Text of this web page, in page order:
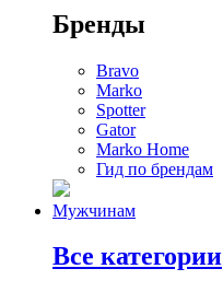
Бренды
Bravo
Marko
Spotter
Gator
Marko Home
Гид по брендам
Мужчинам
Все категории